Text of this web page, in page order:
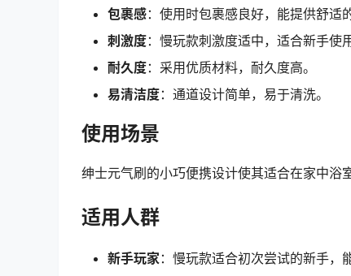
包裹感：使用时包裹感良好，能提供舒适
刺激度：慢玩款刺激度适中，适合新手使用
耐久度：采用优质材料，耐久度高。
易清洁度：通道设计简单，易于清洗。
使用场景
绅士元气刷的小巧便携设计使其适合在家中浴
适用人群
新手玩家：慢玩款适合初次尝试的新手，